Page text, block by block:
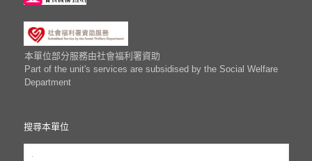
本單位部分服務由社會福利署資助
Part of the unit's services are subsidised by the Social Welfare
Department
搜尋本單位